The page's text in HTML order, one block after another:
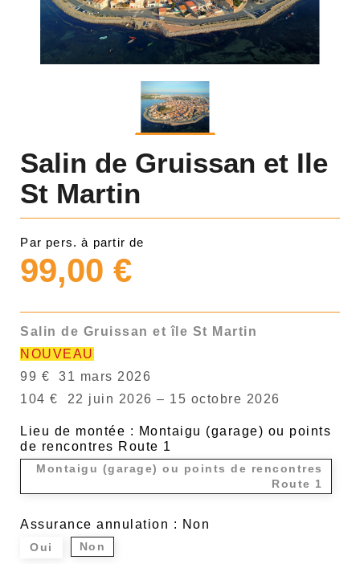
Salin de Gruissan et Ile
St Martin
Par pers. à partir de
99,00 €
Salin de Gruissan et île St Martin
NOUVEAU
99 €
31 mars 2026
104 €
22 juin 2026 – 15 octobre 2026
Lieu de montée : Montaigu (garage) ou points
de rencontres Route 1
Montaigu (garage) ou points de rencontres
Route 1
Assurance annulation : Non
Oui Non